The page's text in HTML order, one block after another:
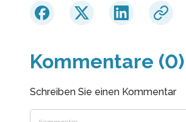
Kommentare (0)
Schreiben Sie einen Kommentar